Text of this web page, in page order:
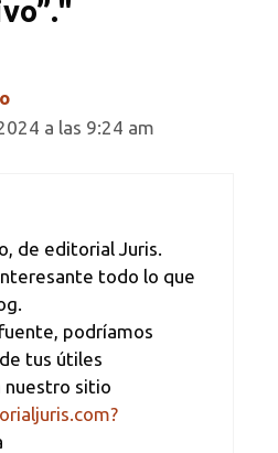
a las 9:24 am
de editorial Juris.
todo lo que
podríamos
tus útiles
nuestro sitio